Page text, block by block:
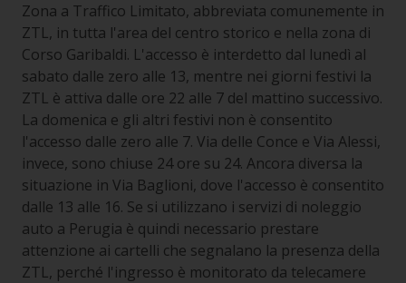
Zona a Traffico Limitato, abbreviata comunemente in
ZTL, in tutta l'area del centro storico e nella zona di
Corso Garibaldi. L'accesso è interdetto dal lunedì al
sabato dalle zero alle 13, mentre nei giorni festivi la
ZTL è attiva dalle ore 22 alle 7 del mattino successivo.
La domenica e gli altri festivi non è consentito
l'accesso dalle zero alle 7. Via delle Conce e Via Alessi,
invece, sono chiuse 24 ore su 24. Ancora diversa la
situazione in Via Baglioni, dove l'accesso è consentito
dalle 13 alle 16. Se si utilizzano i servizi di noleggio
auto a Perugia è quindi necessario prestare
attenzione ai cartelli che segnalano la presenza della
ZTL, perché l'ingresso è monitorato da telecamere